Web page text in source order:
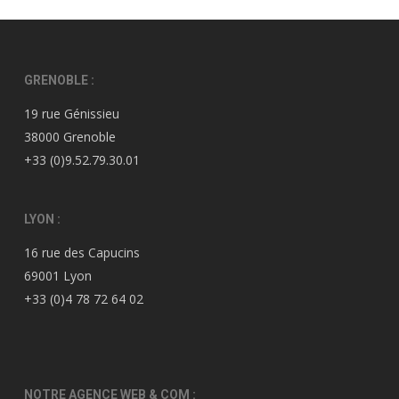
GRENOBLE :
19 rue Génissieu
38000 Grenoble
+33 (0)9.52.79.30.01
LYON :
16 rue des Capucins
69001 Lyon
+33 (0)4 78 72 64 02
NOTRE AGENCE WEB & COM :